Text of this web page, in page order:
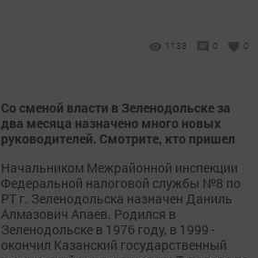
1133 0 0
Со сменой власти в Зеленодольске за
два месяца назначено много новых
руководителей. Смотрите, кто пришел
Начальником Межрайонной инспекции
Федеральной налоговой службы №8 по
РТ г. Зеленодольска назначен Даниль
Алмазович Апаев. Родился в
Зеленодольске в 1976 году, в 1999 -
окончил Казанский государственный